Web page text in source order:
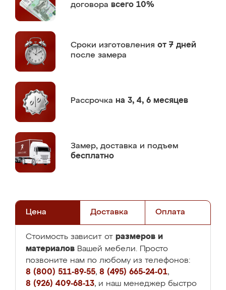
договора всего 10%
Сроки изготовления от 7 дней
после замера
Рассрочка на 3, 4, 6 месяцев
Замер, доставка и подъем
бесплатно
Цена Доставка Оплата
Стоимость зависит от размеров и
материалов Вашей мебели. Просто
позвоните нам по любому из телефонов:
8 (800) 511-89-55, 8 (495) 665-24-01,
8 (926) 409-68-13, и наш менеджер быстро